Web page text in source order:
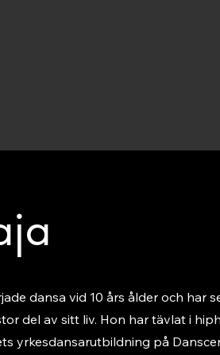
dansa vid 10 års ålder och har
del av sitt liv. Hon har tävlat i
yrkesdansarutbildning på